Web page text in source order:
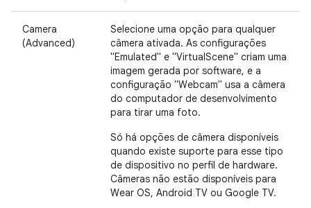
Camera
(Advanced)
Selecione uma opção para qualquer
câmera ativada. As configurações
"Emulated" e "VirtualScene" criam uma
imagem gerada por software, e a
configuração "Webcam" usa a câmera
do computador de desenvolvimento
para tirar uma foto.
Só há opções de câmera disponíveis
quando existe suporte para esse tipo
de dispositivo no perfil de hardware.
Câmeras não estão disponíveis para
Wear OS, Android TV ou Google TV.